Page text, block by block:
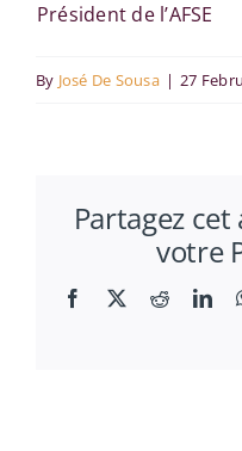
Président de l’AFSE
By José De Sousa | 27
Partagez cet
votre
Facebook
X Reddit